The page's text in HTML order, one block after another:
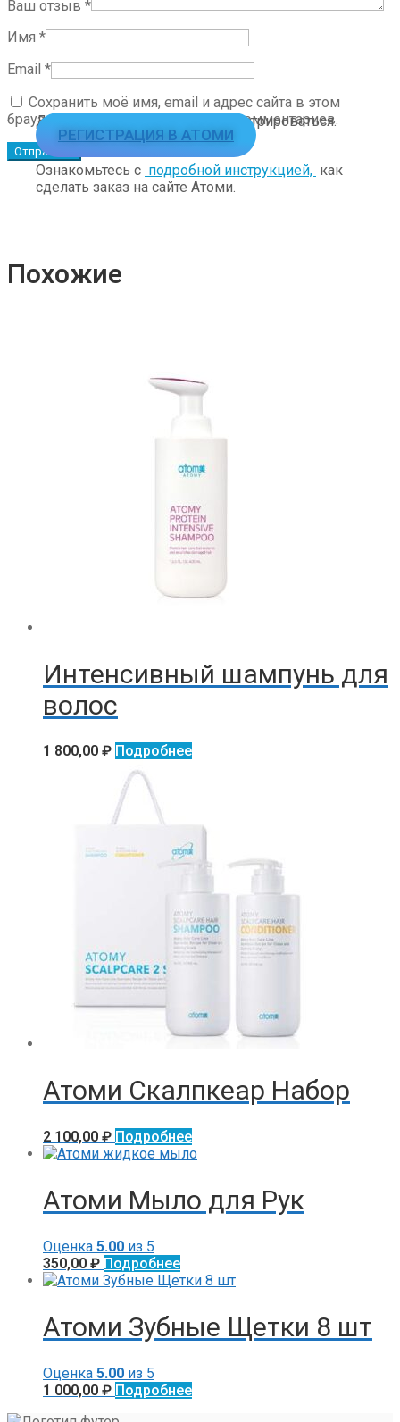
Ваш отзыв *
Имя *
Email *
Сохранить моё имя, email и адрес сайта в этом
браузере для последующих моих комментариев.
Для заказа необходимо зарегистрироваться.
РЕГИСТРАЦИЯ В АТОМИ
Ознакомьтесь с подробной инструкцией, как
сделать заказ на сайте Атоми.
Похожие
Интенсивный шампунь для
волос
1 800,00 ₽ Подробнее
Атоми Скалпкеар Набор
2 100,00 ₽ Подробнее
Атоми Мыло для Рук
Оценка 5.00 из 5
350,00 ₽ Подробнее
Атоми Зубные Щетки 8 шт
Оценка 5.00 из 5
1 000,00 ₽ Подробнее